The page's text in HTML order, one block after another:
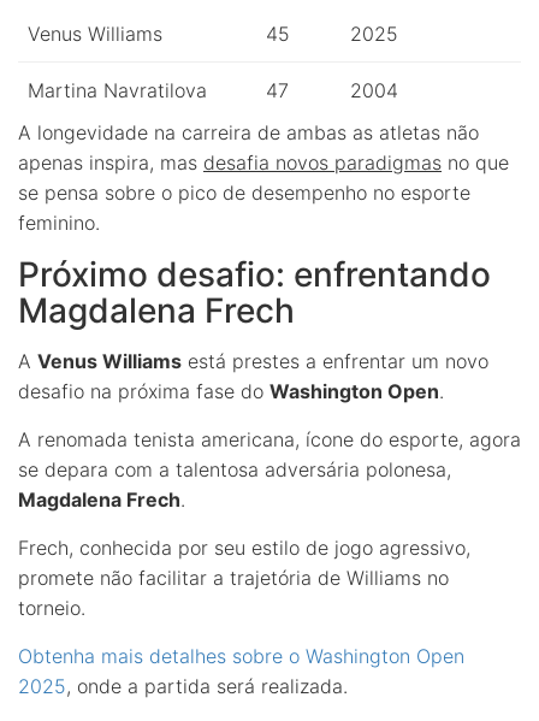
Venus Williams 45 2025
Martina Navratilova 47
2004
A longevidade na carreira de ambas as atletas não
apenas inspira, mas desafia novos paradigmas no que
se pensa sobre o pico de desempenho no esporte
feminino.
Próximo desafio: enfrentando
Magdalena Frech
A Venus Williams está prestes a enfrentar um novo
desafio na próxima fase do Washington Open.
A renomada tenista americana, ícone do esporte, agora
se depara com a talentosa adversária polonesa,
Magdalena Frech.
Frech, conhecida por seu estilo de jogo agressivo,
promete não facilitar a trajetória de Williams no
torneio.
Obtenha mais detalhes sobre o Washington Open
2025, onde a partida será realizada.